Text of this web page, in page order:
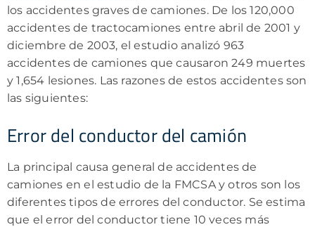
los accidentes graves de camiones. De los 120,000
accidentes de tractocamiones entre abril de 2001 y
diciembre de 2003, el estudio analizó 963
accidentes de camiones que causaron 249 muertes
y 1,654 lesiones. Las razones de estos accidentes son
las siguientes:
Error del conductor del camión
La principal causa general de accidentes de
camiones en el estudio de la FMCSA y otros son los
diferentes tipos de errores del conductor. Se estima
que el error del conductor tiene 10 veces más